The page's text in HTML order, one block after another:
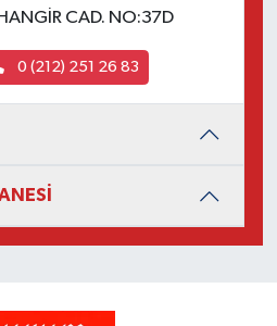
CAD. NO:37D
0 (212) 251 26 83